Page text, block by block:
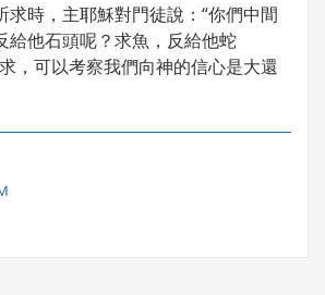
時，主耶穌對門徒說：“你們中間
給他石頭呢？求魚，反給他蛇
，可以考察我們向神的信心是大還